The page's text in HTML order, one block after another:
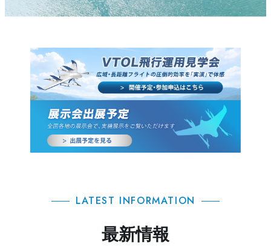
LATEST INFORMATION
最新情報